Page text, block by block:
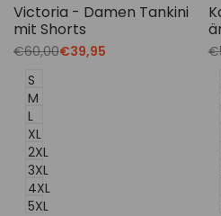
Victoria - Damen Tankini
mit Shorts
Translation
missing:
€60,00Translation
missing:
€39,95
S
M
L
XL
2XL
3XL
4XL
5XL